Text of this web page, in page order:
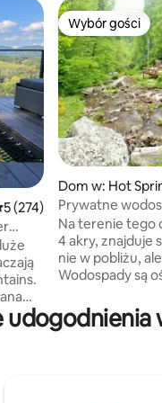
gości
ocena: 5 na 5,
5 (274)
Wybór gości
Wybór gości
Dom w: Hot
Prywatne
szlaki i EV II
Na terenie tego
4 akry, znajduje
nie w pobliżu,
Wodospady są
wpuszcza
otacza gwiazdy